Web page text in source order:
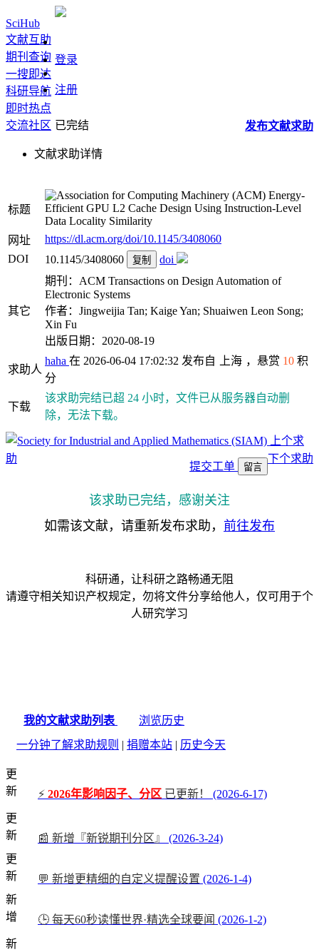
SciHub
文献互助
期刊查询
一搜即达
科研导航
即时热点
交流社区
登录
注册
发布文献求助
已完结
文献求助详情
标题
Energy-
Efficient GPU L2 Cache Design Using Instruction-Level
Data Locality Similarity
网址
https://dl.acm.org/doi/10.1145/3408060
DOI
10.1145/3408060 复制 doi
其它
期刊：ACM Transactions on Design Automation of
Electronic Systems
作者：Jingweijia Tan; Kaige Yan; Shuaiwen Leon Song;
Xin Fu
出版日期：2020-08-19
求助人
haha 在 2026-06-04 17:02:32 发布自 上海 ，悬赏 10 积
分
下载
该求助完结已超 24 小时，文件已从服务器自动删
除，无法下载。
上个求
助
下个求助
提交工单 留言
该求助已完结，感谢关注
如需该文献，请重新发布求助， 前往发布
科研通，让科研之路畅通无阻
请遵守相关知识产权规定，勿将文件分享给他人，仅可用于个
人研究学习
我的文献求助列表
浏览历史
一分钟了解求助规则 | 捐赠本站 | 历史今天
更
新
⚡ 2026年影响因子、分区 已更新！
(2026-6-17)
更
新
📰 新增『新锐期刊分区』
(2026-3-24)
更
新
💬 新增更精细的自定义提醒设置 (2026-1-4)
新
增
🕒 每天60秒读懂世界·精选全球要闻 (2026-1-2)
新